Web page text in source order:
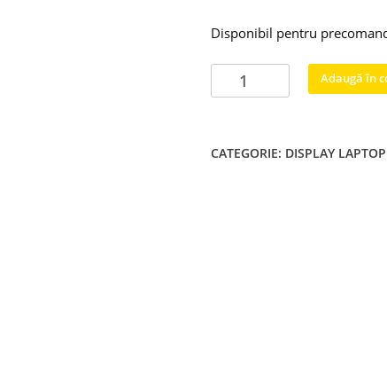
Disponibil pentru
Cantitate
Display
GL752VW
Adaugă în
CATEGORIE: DISPLAY LAPTOP